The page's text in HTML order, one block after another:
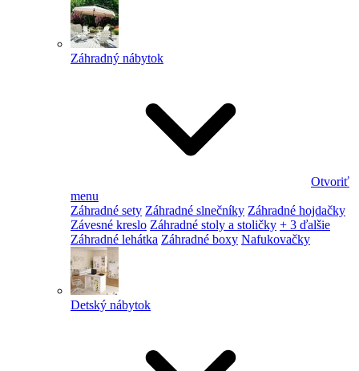
Záhradný nábytok
Otvoriť
menu
Záhradné sety Záhradné slnečníky Záhradné hojdačky
Závesné kreslo Záhradné stoly a stoličky + 3 ďalšie
Záhradné lehátka Záhradné boxy Nafukovačky
Detský nábytok